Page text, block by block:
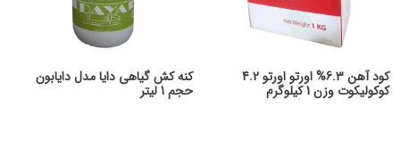
کود آهن 6.3% اورتو اورتو 4.2
کوکولیکوت وزن 1 کیلوگرم
کنه کش گیاهی دایا مدل دایابون
حجم 1 لیتر